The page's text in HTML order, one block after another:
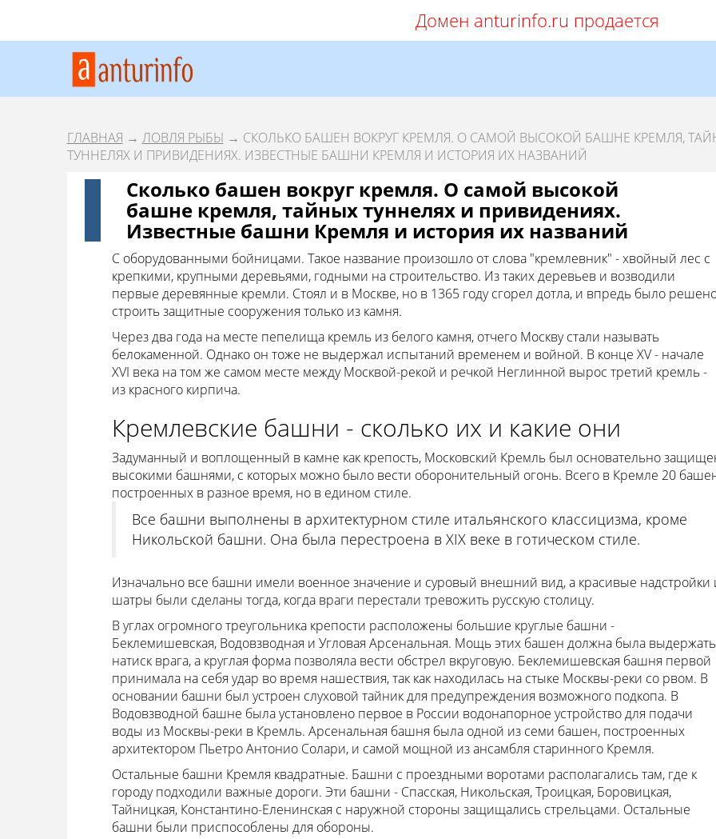
Домен anturinfo.ru продается
ГЛАВНАЯ → ЛОВЛЯ РЫБЫ → СКОЛЬКО БАШЕН ВОКРУГ КРЕМЛЯ. О САМОЙ ВЫСОКОЙ БАШНЕ КРЕМЛЯ,
ТУННЕЛЯХ И ПРИВИДЕНИЯХ. ИЗВЕСТНЫЕ БАШНИ КРЕМЛЯ И ИСТОРИЯ ИХ НАЗВАНИЙ
Сколько башен вокруг кремля. О самой высокой
башне кремля, тайных туннелях и привидениях.
Известные башни Кремля и история их названий
С оборудованными бойницами. Такое название произошло от слова "кремлевник" - хвойный лес с
крепкими, крупными деревьями, годными на строительство. Из таких деревьев и возводили
первые деревянные кремли. Стоял и в Москве, но в 1365 году сгорел дотла, и впредь было
строить защитные сооружения только из камня.
Через два года на месте пепелища кремль из белого камня, отчего Москву стали называть
белокаменной. Однако он тоже не выдержал испытаний временем и войной. В конце XV - начале
XVI века на том же самом месте между Москвой-рекой и речкой Неглинной вырос третий кремль -
из красного кирпича.
Кремлевские башни - сколько их и какие они
Задуманный и воплощенный в камне как крепость, Московский Кремль был основательно
высокими башнями, с которых можно было вести оборонительный огонь. Всего в Кремле 20
построенных в разное время, но в едином стиле.
Все башни выполнены в архитектурном стиле итальянского классицизма, кроме
Никольской башни. Она была перестроена в XIX веке в готическом стиле.
Изначально все башни имели военное значение и суровый внешний вид, а красивые надстройки
шатры были сделаны тогда, когда враги перестали тревожить русскую столицу.
В углах огромного треугольника крепости расположены большие круглые башни -
Беклемишевская, Водовзводная и Угловая Арсенальная. Мощь этих башен должна была выдержать
натиск врага, а круглая форма позволяла вести обстрел вкруговую. Беклемишевская башня первой
принимала на себя удар во время нашествия, так как находилась на стыке Москвы-реки со рвом. В
основании башни был устроен слуховой тайник для предупреждения возможного подкопа. В
Водовзводной башне была установлено первое в России водонапорное устройство для подачи
воды из Москвы-реки в Кремль. Арсенальная башня была одной из семи башен, построенных
архитектором Пьетро Антонио Солари, и самой мощной из ансамбля старинного Кремля.
Остальные башни Кремля квадратные. Башни с проездными воротами располагались там, где к
городу подходили важные дороги. Эти башни - Спасская, Никольская, Троицкая, Боровицкая,
Тайницкая, Константино-Еленинская с наружной стороны защищались стрельцами. Остальные
башни были приспособлены для обороны.